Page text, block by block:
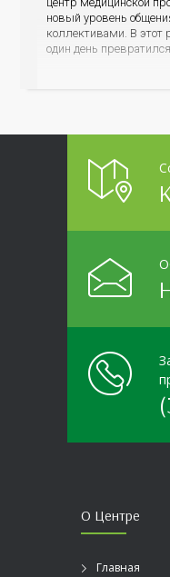
новый уровень
коллективами. В этот
один день
О Центре
Главная